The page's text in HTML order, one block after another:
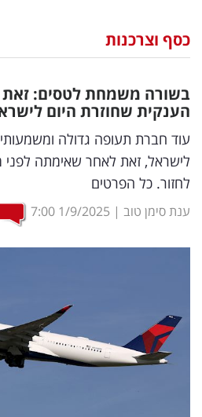
וצרכנות
דיגיטל
וטק
שיווק
ופרסום
דעות
רכילות
כסף וצרכנות
בשורה משמחת לטסים:
הענקית שחוזרת היום
עוד חברת תעופה גדולה
לישראל, זאת לאחר שאימתה לפני
לחזור. כל הפרטים
ענת סימן טוב |
1/9/2025
7:00